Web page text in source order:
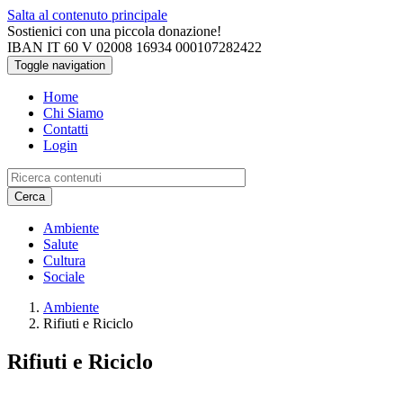
Salta al contenuto principale
Sostienici con una piccola donazione!
IBAN IT 60 V 02008 16934 000107282422
Toggle navigation
Home
Chi Siamo
Contatti
Login
Cerca
Ambiente
Salute
Cultura
Sociale
Ambiente
Rifiuti e Riciclo
Rifiuti e Riciclo